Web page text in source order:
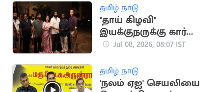
தமிழ் நாடு
"தாய் கிழவி"
இயக்குநருக்கு கார்
பரிசளித்த நடிகர்
Jul 08, 2026, 08:07 IST
தமிழ் நாடு
'நலம் ஏஐ' செயலியை